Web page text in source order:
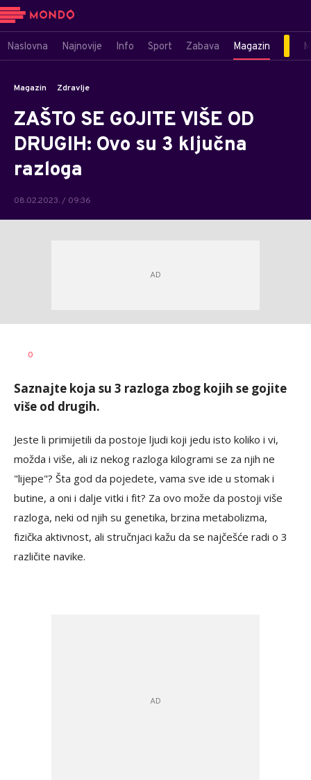
Naslovna Najnovije Info Sport Zabava Magazin
Magazin Zdravlje
ZAŠTO SE GOJITE VIŠE OD
DRUGIH: Ovo su 3 ključna
razloga
08.02.2023. / 09:36
AUTOR
0
Saznajte koja su 3 razloga zbog kojih se gojite
više od drugih.
Jeste li primijetili da postoje ljudi koji jedu isto koliko i vi,
možda i više, ali iz nekog razloga kilogrami se za njih ne
"lijepe"? Šta god da pojedete, vama sve ide u stomak i
butine, a oni i dalje vitki i fit? Za ovo može da postoji više
razloga, neki od njih su genetika, brzina metabolizma,
fizička aktivnost, ali stručnjaci kažu da se najčešće radi o 3
različite navike.